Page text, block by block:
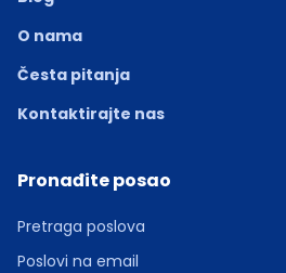
O nama
Česta pitanja
Kontaktirajte nas
Pronađite posao
Pretraga poslova
Poslovi na email